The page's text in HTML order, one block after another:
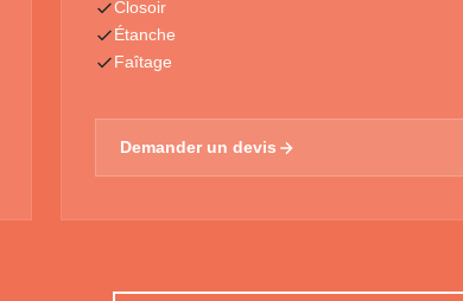
Closoir
Étanche
Faîtage
Demander un devis